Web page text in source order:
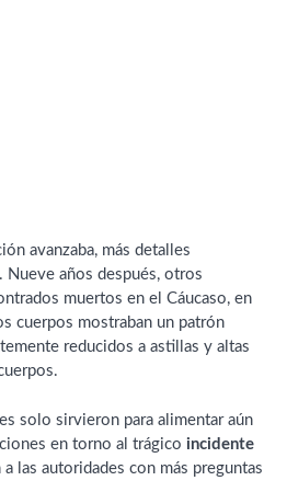
avanzaba, más detalles
Nueve años después, otros
muertos en el Cáucaso, en
cuerpos mostraban un patrón
reducidos a astillas y altas
solo sirvieron para alimentar aún
en torno al trágico incidente
a las autoridades con más preguntas